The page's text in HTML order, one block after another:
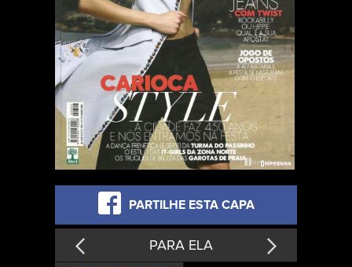
PARTILHE ESTA CAPA
PARA ELA